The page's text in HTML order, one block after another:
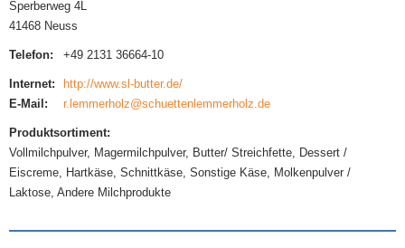
Sperberweg 4L
41468 Neuss
Telefon: +49 2131 36664-10
Internet:
http://www.sl-butter.de/
E-Mail:
r.lemmerholz@schuettenlemmerholz.de
Produktsortiment:
Vollmilchpulver, Magermilchpulver, Butter/ Streichfette, Dessert /
Eiscreme, Hartkäse, Schnittkäse, Sonstige Käse, Molkenpulver /
Laktose, Andere Milchprodukte